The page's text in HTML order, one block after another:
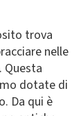
trova
nelle
dotate di
Da qui è